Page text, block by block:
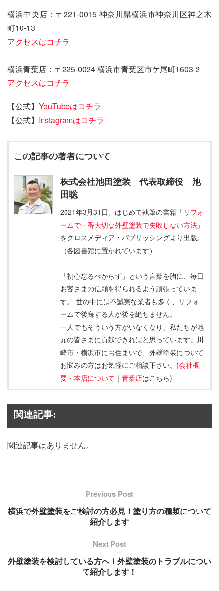
横浜中央店：〒221-0015 神奈川県横浜市神奈川区神之木
町10-13
アクセスはコチラ
横浜青葉店：〒225-0024 横浜市青葉区市ケ尾町1603-2
アクセスはコチラ
【公式】 YouTubeはコチラ
【公式】 Instagramはコチラ
この記事の著者について
株式会社池田塗装 代表取締役 池
田聡
2021年3月31日、はじめて執筆の書籍「 リフォ
ームで一番大切な外壁塗装で失敗しない方法 」
をクロスメディア・パブリッシングより出版。
（各図書館に置かれています）
「初心忘るべからず」という言葉を胸に、毎日
お客さまの信頼を得られるよう頑張っていま
す。 世の中には不誠実な業者も多く、リフォ
ームで後悔する人が後を絶ちません。
一人でもそういう方がいなくなり、私たちが地
元の皆さまに貢献できればと思っています。川
崎市・横浜市にお住まいで、外壁塗装について
お悩みの方はお気軽にご相談下さい。(会社概
要・本店について ｜ 青葉店はこちら)
関連記事:
関連記事はありません。
Previous Post
横浜で外壁塗装をご検討の方必見！塗り方の種類について
紹介します
Next Post
外壁塗装を検討している方へ！外壁塗装のトラブルについ
て紹介します！